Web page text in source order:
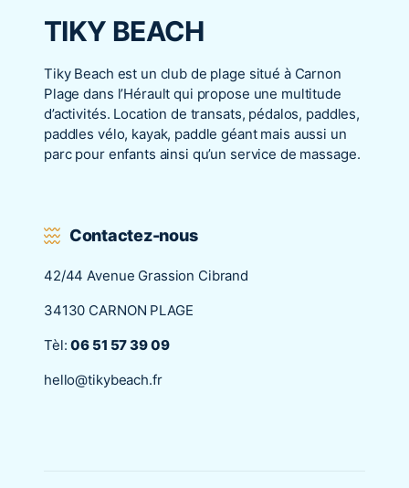
TIKY BEACH
Tiky Beach est un club de plage situé à Carnon
Plage dans l’Hérault qui propose une multitude
d’activités. Location de transats, pédalos, paddles,
paddles vélo, kayak, paddle géant mais aussi un
parc pour enfants ainsi qu’un service de massage.
Contactez-nous
42/44 Avenue Grassion Cibrand
34130 CARNON PLAGE
Tèl:06 51 57 39 09
hello@tikybeach.fr